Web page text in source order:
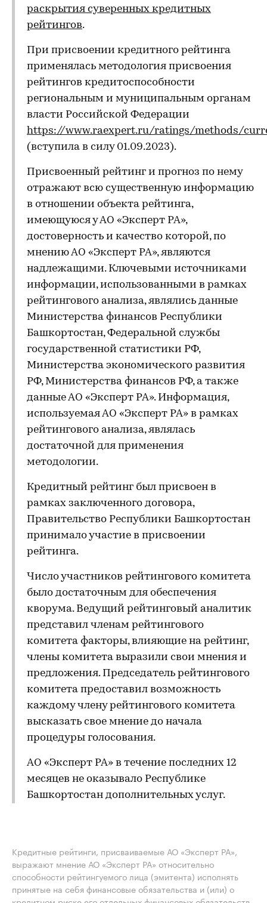
раскрытия суверенных кредитных
рейтингов.
При присвоении кредитного рейтинга
применялась методология присвоения
рейтингов кредитоспособности
региональным и муниципальным органам
власти Российской Федерации
https://www.raexpert.ru/ratings/methods/
(вступила в силу 01.09.2023).
Присвоенный рейтинг и прогноз по нему
отражают всю существенную информацию
в отношении объекта рейтинга,
имеющуюся у АО «Эксперт РА»,
достоверность и качество которой, по
мнению АО «Эксперт РА», являются
надлежащими. Ключевыми источниками
информации, использованными в рамках
рейтингового анализа, являлись данные
Министерства финансов Республики
Башкортостан, Федеральной службы
государственной статистики РФ,
Министерства экономического развития
РФ, Министерства финансов РФ, а также
данные АО «Эксперт РА». Информация,
используемая АО «Эксперт РА» в рамках
рейтингового анализа, являлась
достаточной для применения
методологии.
Кредитный рейтинг был присвоен в
рамках заключенного договора,
Правительство Республики Башкортостан
принимало участие в присвоении
рейтинга.
Число участников рейтингового комитета
было достаточным для обеспечения
кворума. Ведущий рейтинговый аналитик
представил членам рейтингового
комитета факторы, влияющие на рейтинг,
члены комитета выразили свои мнения и
предложения. Председатель рейтингового
комитета предоставил возможность
каждому члену рейтингового комитета
высказать свое мнение до начала
процедуры голосования.
АО «Эксперт РА» в течение последних 12
месяцев не оказывало Республике
Башкортостан дополнительных услуг.
Кредитные рейтинги, присваиваемые АО «Эксперт РА»,
выражают мнение АО «Эксперт РА» относительно
способности рейтингуемого лица (эмитента) исполнять
принятые на себя финансовые обязательства и (или) о